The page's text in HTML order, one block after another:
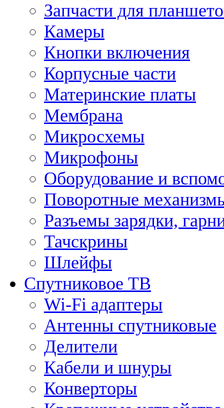
Запчасти для
Камеры
Кнопки включения
Корпусные части
Материнские платы
Мембрана
Микросхемы
Микрофоны
Оборудование и
Поворотные
Разъемы зарядки,
Тачскрины
Шлейфы
Спутниковое ТВ
Wi-Fi адаптеры
Антенны спутниковые
Делители
Кабели и шнуры
Конверторы